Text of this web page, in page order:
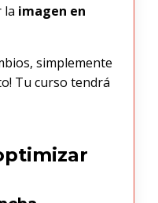
la imagen en
simplemente
Tu curso tendrá